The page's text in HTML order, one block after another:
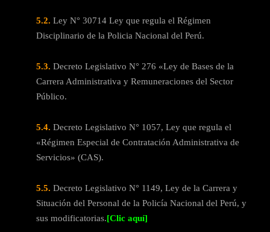
5.2. Ley N° 30714 Ley que regula el Régimen
Disciplinario de la Policia Nacional del Perú.
5.3. Decreto Legislativo N° 276 «Ley de Bases de la
Carrera Administrativa y Remuneraciones del Sector
Público.
5.4. Decreto Legislativo N° 1057, Ley que regula el
«Régimen Especial de Contratación Administrativa de
Servicios» (CAS).
5.5. Decreto Legislativo N° 1149, Ley de la Carrera y
Situación del Personal de la Policía Nacional del Perú, y
sus modificatorias.[Clic aquí]